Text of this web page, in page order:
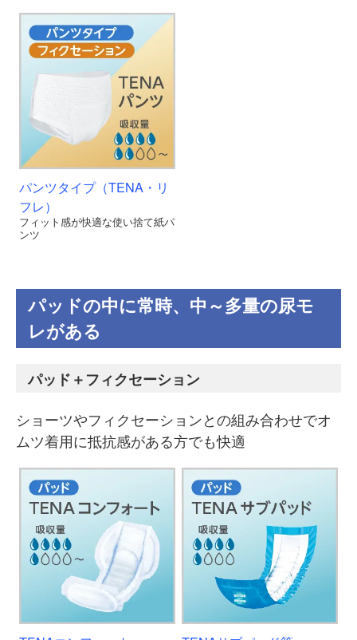
パンツタイプ（TENA・リ
フレ）
フィット感が快適な使い捨て紙パ
ンツ
パッドの中に常時、中～多量の尿モ
レがある
パッド＋フィクセーション
ショーツやフィクセーションとの組み合わせでオ
ムツ着用に抵抗感がある方でも快適